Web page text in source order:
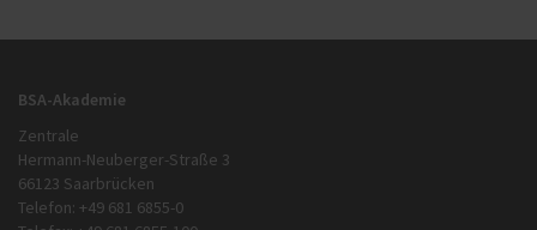
BSA-Akademie
Zentrale
Hermann-Neuberger-Straße 3
66123 Saarbrücken
Telefon: +49 681 6855-0